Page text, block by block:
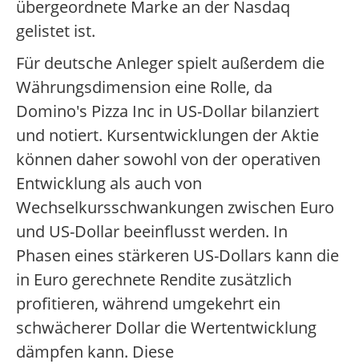
übergeordnete Marke an der Nasdaq
gelistet ist.
Für deutsche Anleger spielt außerdem die
Währungsdimension eine Rolle, da
Domino's Pizza Inc in US-Dollar bilanziert
und notiert. Kursentwicklungen der Aktie
können daher sowohl von der operativen
Entwicklung als auch von
Wechselkursschwankungen zwischen Euro
und US-Dollar beeinflusst werden. In
Phasen eines stärkeren US-Dollars kann die
in Euro gerechnete Rendite zusätzlich
profitieren, während umgekehrt ein
schwächerer Dollar die Wertentwicklung
dämpfen kann. Diese